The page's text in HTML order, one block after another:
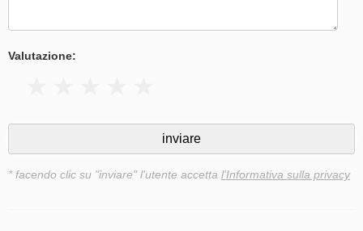
Valutazione:
* facendo clic su "inviare" l'utente accetta l'Informativa sulla privacy